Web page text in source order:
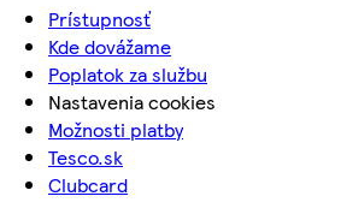
Prístupnosť
Kde dovážame
Poplatok za službu
Nastavenia cookies
Možnosti platby
Tesco.sk
Clubcard